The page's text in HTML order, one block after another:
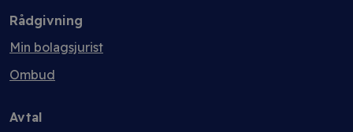
Rådgivning
Min bolagsjurist
Ombud
Avtal